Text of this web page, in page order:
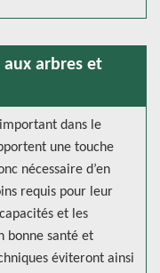
arbres et
dans le
une touche
nécessaire d’en
requis pour leur
et les
bonne santé et
éviteront ainsi